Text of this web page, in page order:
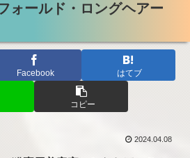
ォールド・ロングヘアー
Facebook はてブ
コピー
2024.04.08